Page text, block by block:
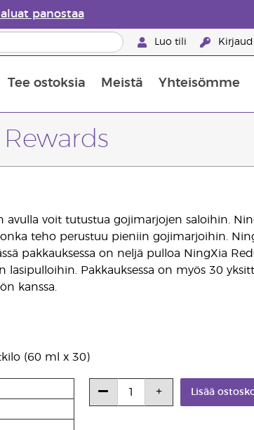
panostaa
Luo tili
Tee ostoksia Meistä Yhteisömme
avulla voit tutustua gojimarjojen saloihin.
teho perustuu pieniin gojimarjoihin.
pakkauksessa on neljä pulloa NingXia
Pakkauksessa on myös 30
kanssa.
(60 ml x 30)
Lisää